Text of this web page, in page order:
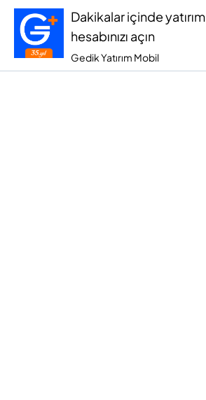
Dakikalar içinde yatırım
hesabınızı açın
Gedik Yatırım Mobil